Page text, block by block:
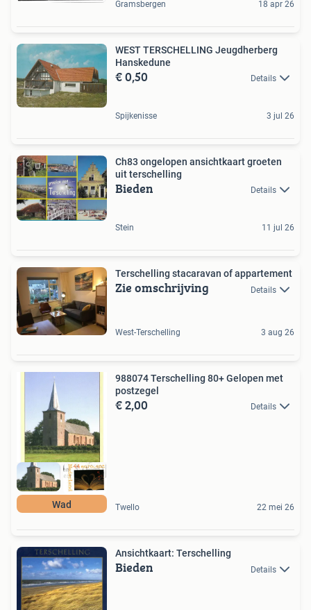
Gramsbergen 18 apr 26
WEST TERSCHELLING Jeugdherberg
Hanskedune
€ 0,50 Details
Spijkenisse 3 jul 26
Ch83 ongelopen ansichtkaart groeten
uit terschelling
Bieden Details
Stein 11 jul 26
Terschelling stacaravan of appartement
Zie omschrijving Details
West-Terschelling 3 aug 26
Wad
988074 Terschelling 80+ Gelopen met
postzegel
€ 2,00 Details
Twello 22 mei 26
Ansichtkaart: Terschelling
Bieden Details